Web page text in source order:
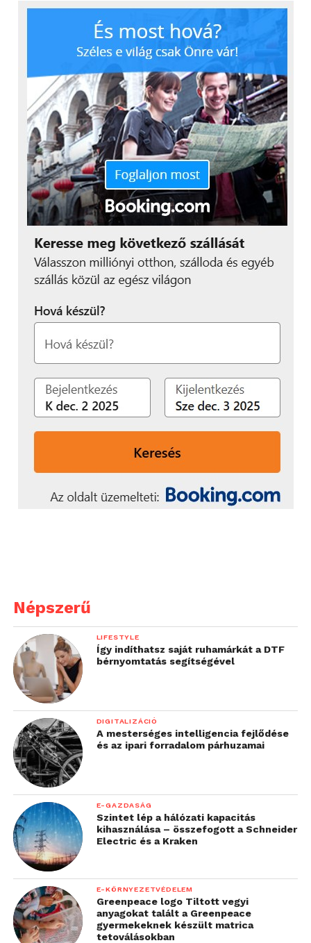
Népszerű
LIFESTYLE
Így indíthatsz saját ruhamárkát a DTF
bérnyomtatás segítségével
DIGITALIZÁCIÓ
A mesterséges intelligencia fejlődése
és az ipari forradalom párhuzamai
E-GAZDASÁG
Szintet lép a hálózati kapacitás
kihasználása – összefogott a Schneider
Electric és a Kraken
E-KÖRNYEZETVÉDELEM
Greenpeace logo Tiltott vegyi
anyagokat talált a Greenpeace
gyermekeknek készült matrica
tetoválásokban